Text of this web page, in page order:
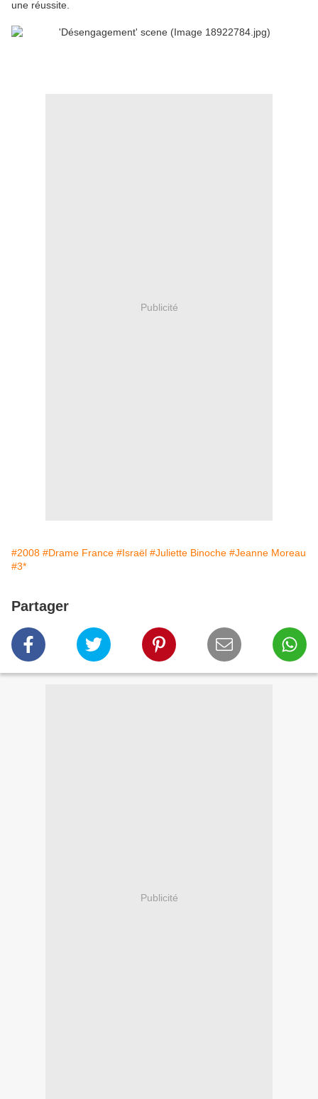
une réussite.
Publicité
#2008 #Drame France #Israël #Juliette Binoche #Jeanne Moreau
#3*
Partager
Publicité